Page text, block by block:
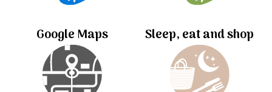
Google Maps Sleep, eat and shop